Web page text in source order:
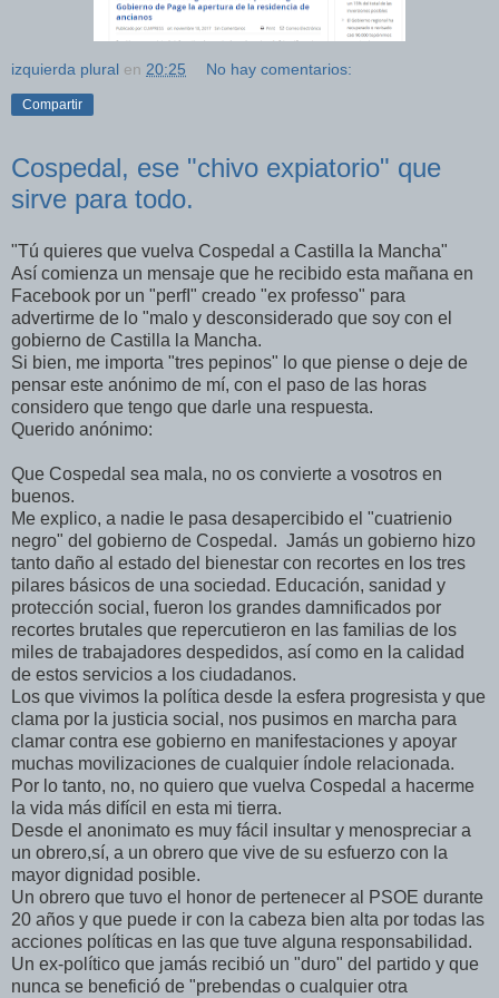
izquierda plural en 20:25 No hay comentarios:
Compartir
Cospedal, ese "chivo expiatorio" que
sirve para todo.
"Tú quieres que vuelva Cospedal a Castilla la Mancha"
Así comienza un mensaje que he recibido esta mañana en
Facebook por un "perfI" creado "ex professo" para
advertirme de lo "malo y desconsiderado que soy con el
gobierno de Castilla la Mancha.
Si bien, me importa "tres pepinos" lo que piense o deje de
pensar este anónimo de mí, con el paso de las horas
considero que tengo que darle una respuesta.
Querido anónimo:
Que Cospedal sea mala, no os convierte a vosotros en
buenos.
Me explico, a nadie le pasa desapercibido el "cuatrienio
negro" del gobierno de Cospedal. Jamás un gobierno hizo
tanto daño al estado del bienestar con recortes en los tres
pilares básicos de una sociedad. Educación, sanidad y
protección social, fueron los grandes damnificados por
recortes brutales que repercutieron en las familias de los
miles de trabajadores despedidos, así como en la calidad
de estos servicios a los ciudadanos.
Los que vivimos la política desde la esfera progresista y que
clama por la justicia social, nos pusimos en marcha para
clamar contra ese gobierno en manifestaciones y apoyar
muchas movilizaciones de cualquier índole relacionada.
Por lo tanto, no, no quiero que vuelva Cospedal a hacerme
la vida más difícil en esta mi tierra.
Desde el anonimato es muy fácil insultar y menospreciar a
un obrero,sí, a un obrero que vive de su esfuerzo con la
mayor dignidad posible.
Un obrero que tuvo el honor de pertenecer al PSOE durante
20 años y que puede ir con la cabeza bien alta por todas las
acciones políticas en las que tuve alguna responsabilidad.
Un ex-político que jamás recibió un "duro" del partido y que
nunca se benefició de "prebendas o cualquier otra